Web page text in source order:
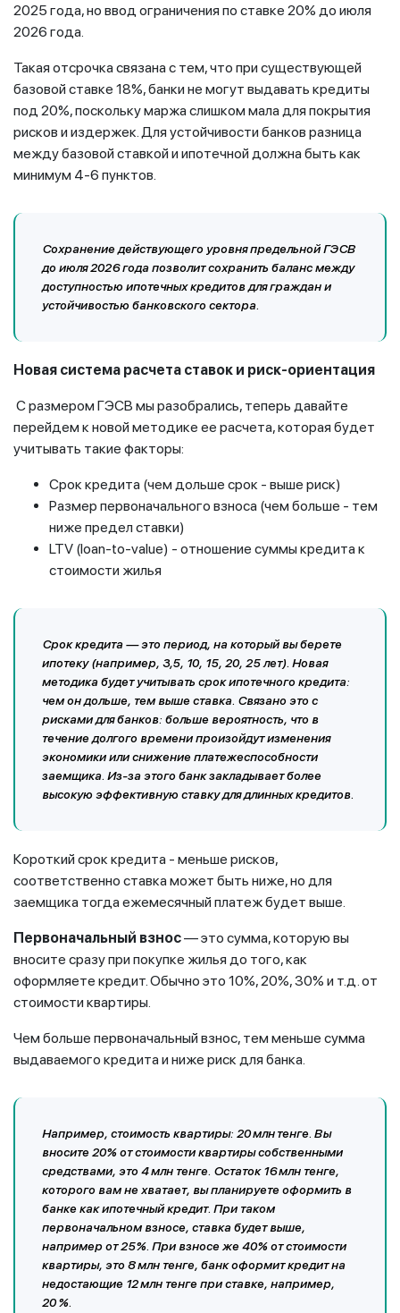
2025 года, но ввод ограничения по ставке 20% до июля
2026 года.
Такая отсрочка связана с тем, что при существующей
базовой ставке 18%, банки не могут выдавать кредиты
под 20%, поскольку маржа слишком мала для покрытия
рисков и издержек. Для устойчивости банков разница
между базовой ставкой и ипотечной должна быть как
минимум 4-6 пунктов.
Сохранение действующего уровня предельной ГЭСВ
до июля 2026 года позволит сохранить баланс между
доступностью ипотечных кредитов для граждан и
устойчивостью банковского сектора.
Новая система расчета ставок и риск-ориентация
С размером ГЭСВ мы разобрались, теперь давайте
перейдем к новой методике ее расчета, которая будет
учитывать такие факторы:
Срок кредита (чем дольше срок - выше риск)
Размер первоначального взноса (чем больше - тем
ниже предел ставки)
LTV (loan-to-value) - отношение суммы кредита к
стоимости жилья
Срок кредита— это период, на который вы берете
ипотеку (например, 3,5, 10, 15, 20, 25 лет). Новая
методика будет учитывать срок ипотечного кредита:
чем он дольше, тем выше ставка. Связано это с
рисками для банков: больше вероятность, что в
течение долгого времени произойдут изменения
экономики или снижение платежеспособности
заемщика. Из-за этого банк закладывает более
высокую эффективную ставку для длинных кредитов.
Короткий срок кредита - меньше рисков,
соответственно ставка может быть ниже, но для
заемщика тогда ежемесячный платеж будет выше.
Первоначальный взнос— это сумма, которую вы
вносите сразу при покупке жилья до того, как
оформляете кредит. Обычно это 10%, 20%, 30% и т.д. от
стоимости квартиры.
Чем больше первоначальный взнос, тем меньше сумма
выдаваемого кредита и ниже риск для банка.
Например, стоимость квартиры: 20 млн тенге. Вы
вносите 20% от стоимости квартиры собственными
средствами, это 4 млн тенге. Остаток 16 млн тенге,
которого вам не хватает, вы планируете оформить в
банке как ипотечный кредит. При таком
первоначальном взносе, ставка будет выше,
например от 25%. При взносе же 40% от стоимости
квартиры, это 8 млн тенге, банк оформит кредит на
недостающие 12 млн тенге при ставке, например,
20 %.